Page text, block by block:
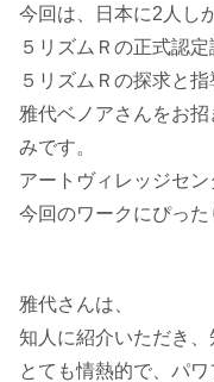
今回は、日本に2人し
５リズムＲの正式認定
５リズムＲの探求と
雅代ベノアさんをお
みです。
アートヴィレッジセン
今回のワークにぴった
雅代さんは、
知人に紹介いただき、
とても情熱的で、パワ